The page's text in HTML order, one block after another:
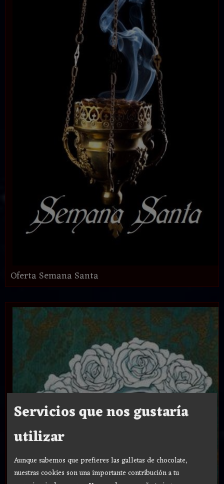
Oferta Semana Santa
Servicios que nos gustaría
utilizar
Aunque sabemos que prefieres las galletas de chocolate,
nuestras cookies son una importante contribución a tu